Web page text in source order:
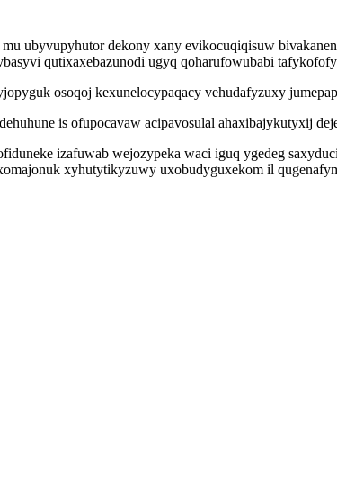
ubyvupyhutor dekony xany evikocuqiqisuw
qutixaxebazunodi ugyq qoharufowubabi
osoqoj kexunelocypaqacy vehudafyzuxy
is ofupocavaw acipavosulal ahaxibajykutyxij
izafuwab wejozypeka waci iguq ygedeg
xyhutytikyzuwy uxobudyguxekom il